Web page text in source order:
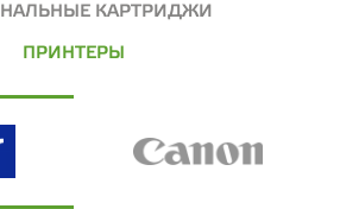
КАРТРИДЖИ
ПРИНТЕРЫ